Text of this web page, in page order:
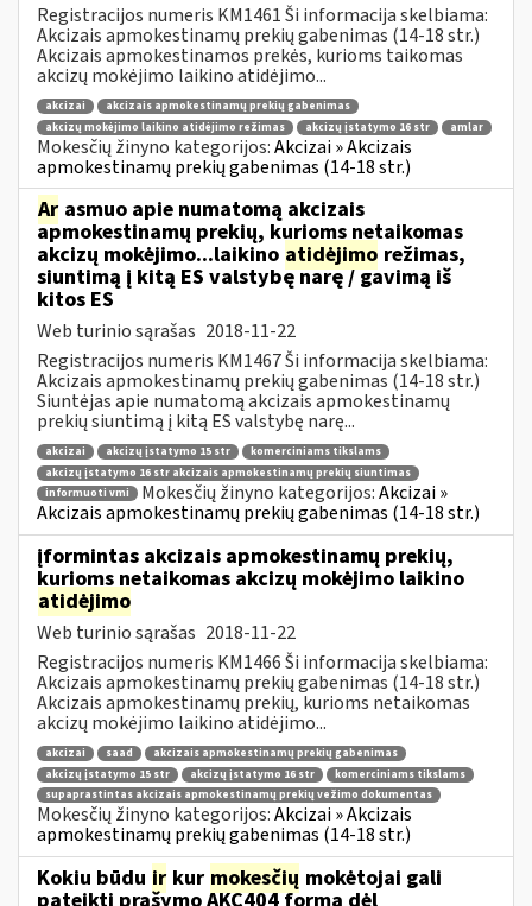
Registracijos numeris KM1461 Ši informacija skelbiama:
Akcizais apmokestinamų prekių gabenimas (14-18 str.)
Akcizais apmokestinamos prekės, kurioms taikomas
akcizų mokėjimo laikino atidėjimo...
akcizai
akcizais apmokestinamų prekių gabenimas
akcizų mokėjimo laikino atidėjimo režimas
akcizų įstatymo 16 str amlar
Mokesčių žinyno kategorijos:Akcizai » Akcizais
apmokestinamų prekių gabenimas (14-18 str.)
Ar asmuo apie numatomą akcizais
apmokestinamų prekių, kurioms netaikomas
akcizų mokėjimo...laikino atidėjimo režimas,
siuntimą į kitą ES valstybę narę / gavimą iš
kitos ES
Web turinio sąrašas 2018-11-22
Registracijos numeris KM1467 Ši informacija skelbiama:
Akcizais apmokestinamų prekių gabenimas (14-18 str.)
Siuntėjas apie numatomą akcizais apmokestinamų
prekių siuntimą į kitą ES valstybę narę...
akcizai akcizų įstatymo 15 str
komerciniams tikslams
akcizų įstatymo 16 str akcizais apmokestinamų prekių siuntimas
informuoti vmi
Mokesčių žinyno kategorijos:Akcizai »
Akcizais apmokestinamų prekių gabenimas (14-18 str.)
įformintas akcizais apmokestinamų prekių,
kurioms netaikomas akcizų mokėjimo laikino
atidėjimo
Web turinio sąrašas 2018-11-22
Registracijos numeris KM1466 Ši informacija skelbiama:
Akcizais apmokestinamų prekių gabenimas (14-18 str.)
Akcizais apmokestinamų prekių, kurioms netaikomas
akcizų mokėjimo laikino atidėjimo...
akcizai saad
akcizais apmokestinamų prekių gabenimas
akcizų įstatymo 15 str
akcizų įstatymo 16 str
komerciniams tikslams
supaprastintas akcizais apmokestinamų prekių vežimo dokumentas
Mokesčių žinyno kategorijos:Akcizai » Akcizais
apmokestinamų prekių gabenimas (14-18 str.)
Kokiu būdu ir kur mokesčių mokėtojai gali
pateikti prašymo AKC404 formą dėl